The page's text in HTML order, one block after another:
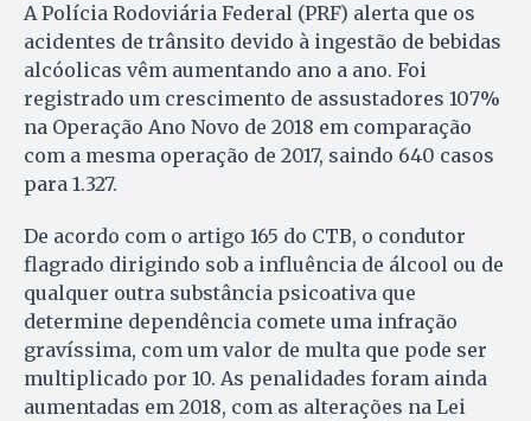
A Polícia Rodoviária Federal (PRF) alerta que os
acidentes de trânsito devido à ingestão de bebidas
alcóolicas vêm aumentando ano a ano. Foi
registrado um crescimento de assustadores 107%
na Operação Ano Novo de 2018 em comparação
com a mesma operação de 2017, saindo 640 casos
para 1.327.
De acordo com o artigo 165 do CTB, o condutor
flagrado dirigindo sob a influência de álcool ou de
qualquer outra substância psicoativa que
determine dependência comete uma infração
gravíssima, com um valor de multa que pode ser
multiplicado por 10. As penalidades foram ainda
aumentadas em 2018, com as alterações na Lei